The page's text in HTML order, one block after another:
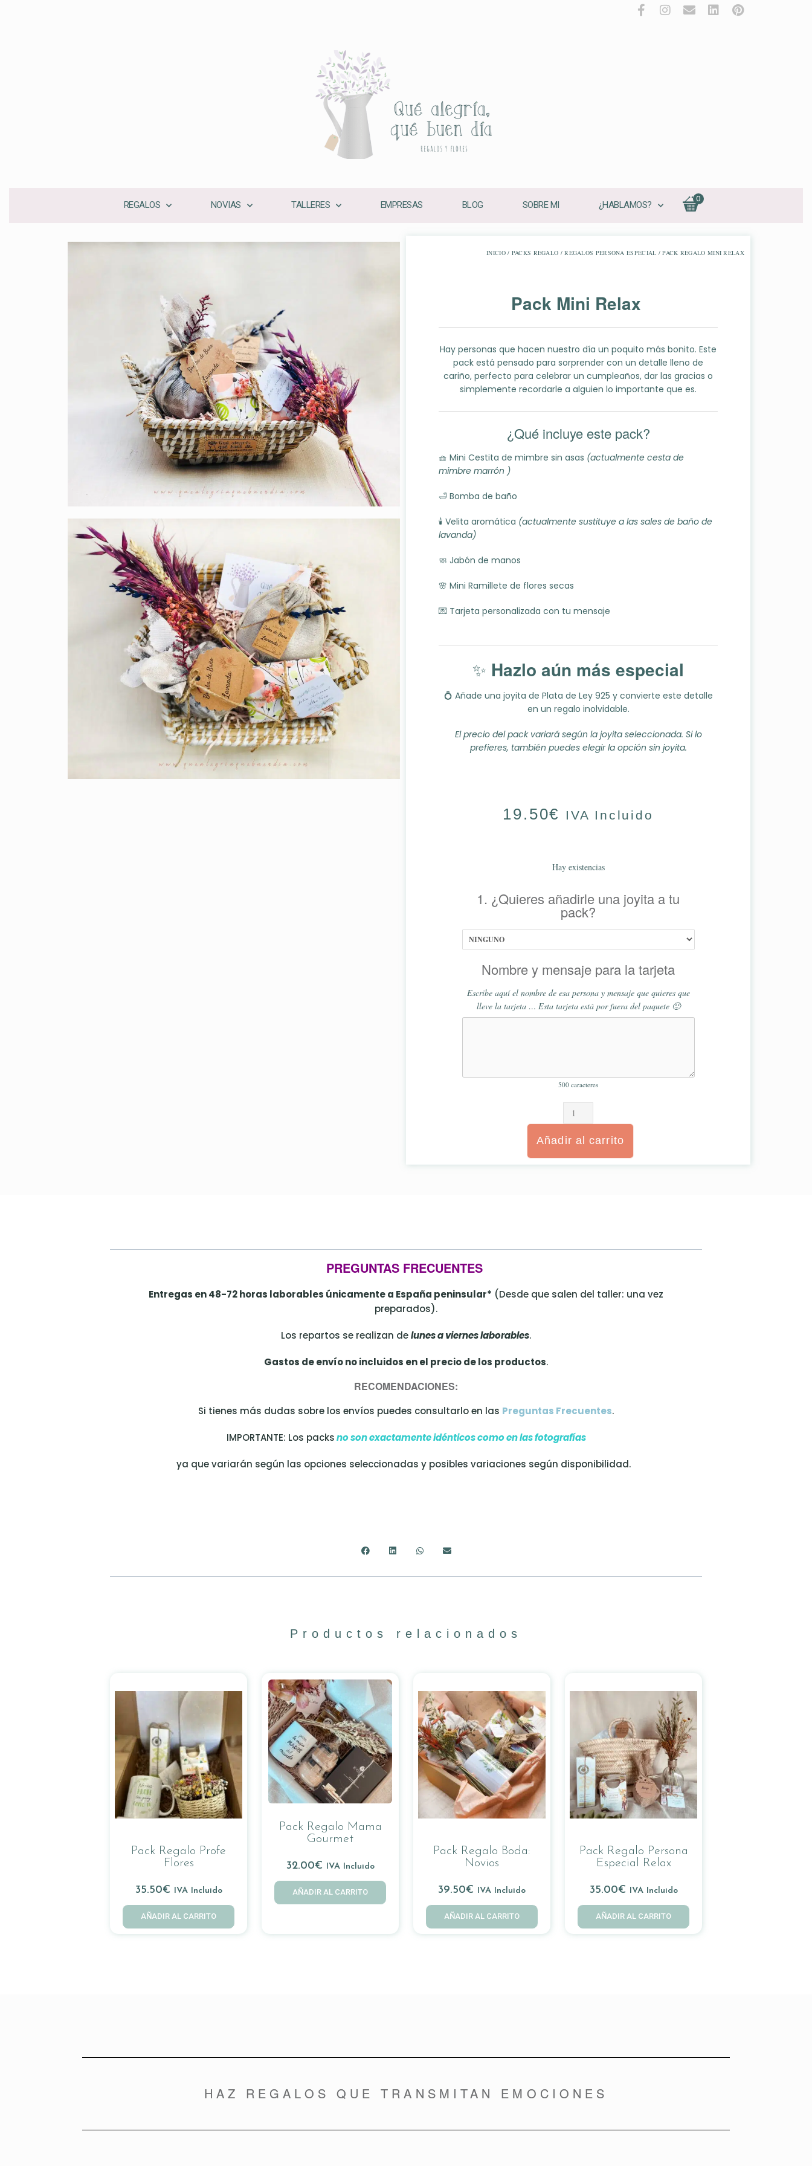
REGALOS NOVIAS TALLERES EMPRESAS BLOG SOBRE MI ¿HABLAMOS?
0
INICIO/ PACKS REGALO /REGALOS PERSONA ESPECIAL / PACK REGALO MINI RELAX
Pack Mini Relax
Hay personas que hacen nuestro día un poquito más bonito. Este
pack está pensado para sorprender con un detalle lleno de
cariño, perfecto para celebrar un cumpleaños, dar las gracias o
simplemente recordarle a alguien lo importante que es.
¿Qué incluye este pack?
🧺 Mini Cestita de mimbre sin asas (actualmente cesta de
mimbre marrón )
🛁 Bomba de baño
🕯️ Velita aromática (actualmente sustituye a las sales de baño de
lavanda)
🧼 Jabón de manos
🌸 Mini Ramillete de flores secas
💌 Tarjeta personalizada con tu mensaje
✨ Hazlo aún más especial
💍 Añade una joyita de Plata de Ley 925 y convierte este detalle
en un regalo inolvidable.
El precio del pack variará según la joyita seleccionada. Si lo
prefieres, también puedes elegir la opción sin joyita.
19.50€ IVA Incluido
Hay existencias
1. ¿Quieres añadirle una joyita a tu
pack?
Nombre y mensaje para la tarjeta
Escribe aquí el nombre de esa persona y mensaje que quieres que
lleve la tarjeta … Esta tarjeta está por fuera del paquete 🙂
500 caracteres
Añadir al carrito
PREGUNTAS FRECUENTES
Entregas en 48-72 horas laborables únicamente a España peninsular* (Desde que salen del taller: una vez
preparados).
Los repartos se realizan delunes a viernes laborables.
Gastos de envío no incluidos en el precio de los productos.
RECOMENDACIONES:
Si tienes más dudas sobre los envíos puedes consultarlo en las Preguntas Frecuentes.
IMPORTANTE: Los packsno son exactamente idénticos como en las fotografías
ya que variarán según las opciones seleccionadas y posibles variaciones según disponibilidad.
Productos relacionados
Pack Regalo Profe
Flores
35.50€ IVA Incluido
AÑADIR AL CARRITO
Pack Regalo Mama
Gourmet
32.00€ IVA Incluido
AÑADIR AL CARRITO
Pack Regalo Boda:
Novios
39.50€ IVA Incluido
AÑADIR AL CARRITO
Pack Regalo Persona
Especial Relax
35.00€ IVA Incluido
AÑADIR AL CARRITO
HAZ REGALOS QUE TRANSMITAN EMOCIONES